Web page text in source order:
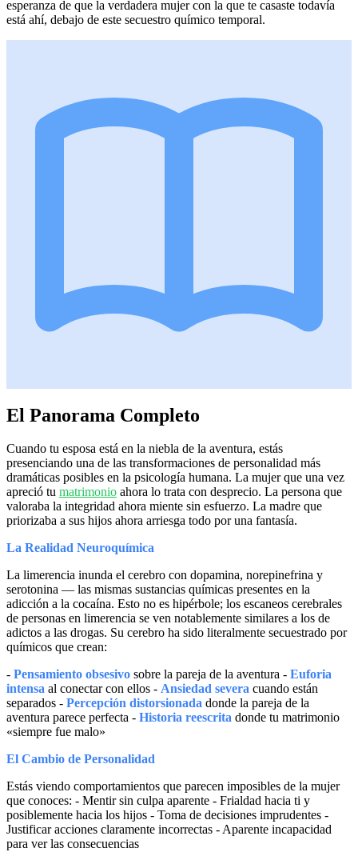
esperanza de que la verdadera mujer con la que te casaste todavía
está ahí, debajo de este secuestro químico temporal.
El Panorama Completo
Cuando tu esposa está en la niebla de la aventura, estás
presenciando una de las transformaciones de personalidad más
dramáticas posibles en la psicología humana. La mujer que una vez
apreció tu matrimonio ahora lo trata con desprecio. La persona que
valoraba la integridad ahora miente sin esfuerzo. La madre que
priorizaba a sus hijos ahora arriesga todo por una fantasía.
La Realidad Neuroquímica
La limerencia inunda el cerebro con dopamina, norepinefrina y
serotonina — las mismas sustancias químicas presentes en la
adicción a la cocaína. Esto no es hipérbole; los escaneos cerebrales
de personas en limerencia se ven notablemente similares a los de
adictos a las drogas. Su cerebro ha sido literalmente secuestrado por
químicos que crean:
- Pensamiento obsesivo sobre la pareja de la aventura - Euforia
intensa al conectar con ellos - Ansiedad severa cuando están
separados - Percepción distorsionada donde la pareja de la
aventura parece perfecta - Historia reescrita donde tu matrimonio
«siempre fue malo»
El Cambio de Personalidad
Estás viendo comportamientos que parecen imposibles de la mujer
que conoces: - Mentir sin culpa aparente - Frialdad hacia ti y
posiblemente hacia los hijos - Toma de decisiones imprudentes -
Justificar acciones claramente incorrectas - Aparente incapacidad
para ver las consecuencias